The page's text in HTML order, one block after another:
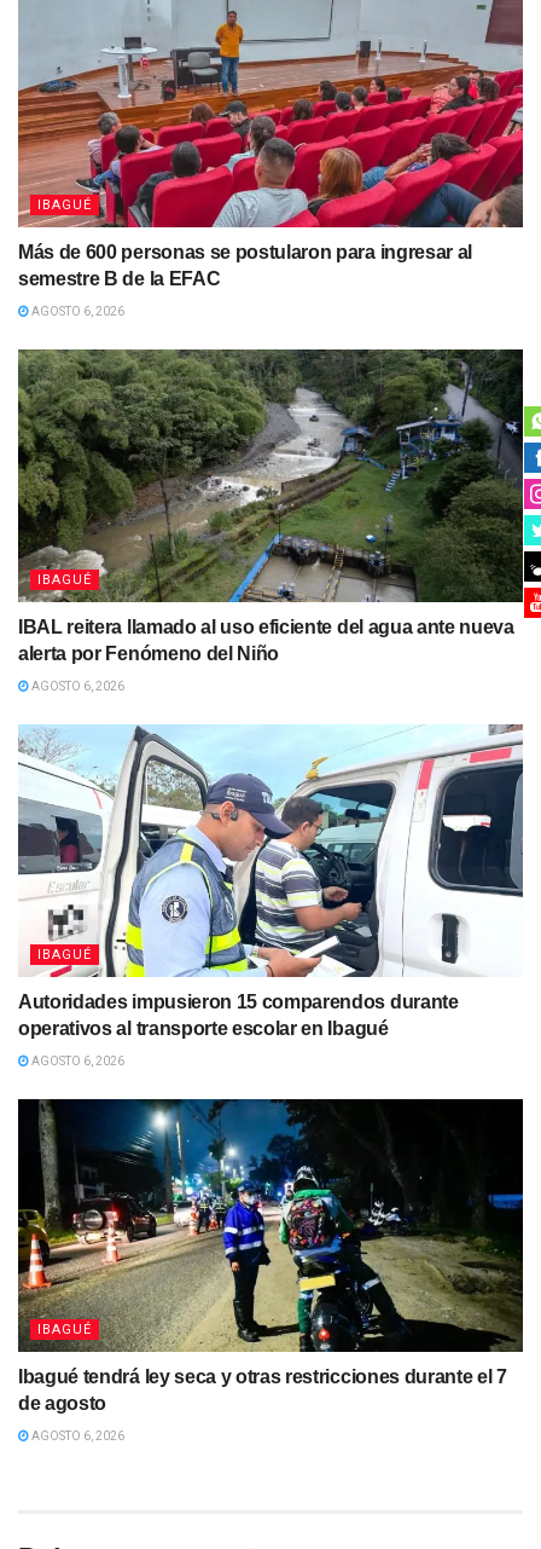
IBAGUÉ
Más de 600 personas se postularon para ingresar al
semestre B de la EFAC
AGOSTO 6, 2026
IBAGUÉ
IBAL reitera llamado al uso eficiente del agua ante nueva
alerta por Fenómeno del Niño
AGOSTO 6, 2026
IBAGUÉ
Autoridades impusieron 15 comparendos durante
operativos al transporte escolar en Ibagué
AGOSTO 6, 2026
IBAGUÉ
Ibagué tendrá ley seca y otras restricciones durante el 7
de agosto
AGOSTO 6, 2026